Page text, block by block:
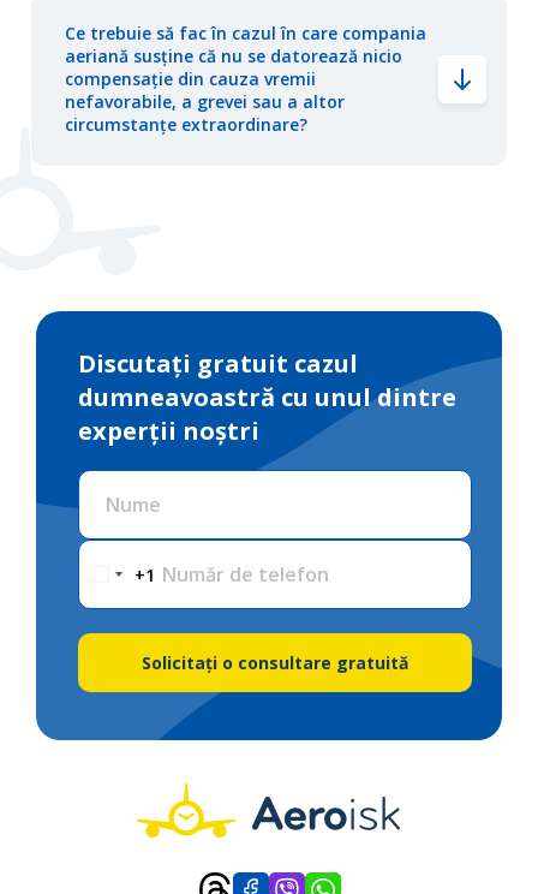
Ce trebuie să fac în cazul în care compania
aeriană susține că nu se datorează nicio
compensație din cauza vremii
nefavorabile, a grevei sau a altor
circumstanțe extraordinare?
Discutați gratuit cazul
dumneavoastră cu unul dintre
experții noștri
Nume
Număr de telefon
+1
Solicitați o consultare gratuită